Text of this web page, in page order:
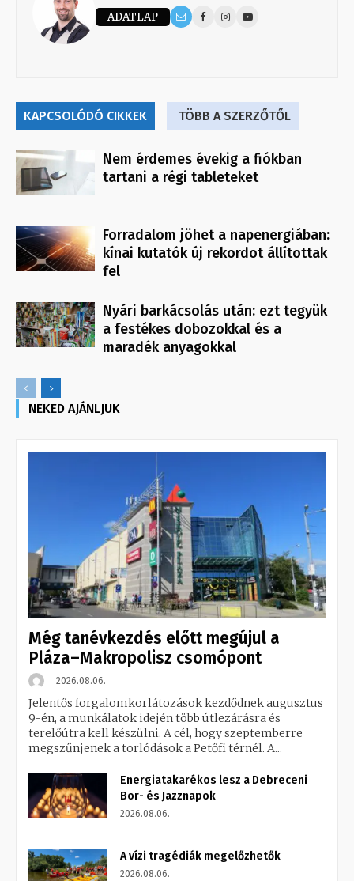
ADATLAP
KAPCSOLÓDÓ CIKKEK TÖBB A SZERZŐTŐL
Nem érdemes évekig a fiókban
tartani a régi tableteket
Forradalom jöhet a napenergiában:
kínai kutatók új rekordot állítottak
fel
Nyári barkácsolás után: ezt tegyük
a festékes dobozokkal és a
maradék anyagokkal
NEKED AJÁNLJUK
Még tanévkezdés előtt megújul a
Pláza–Makropolisz csomópont
2026.08.06.
Jelentős forgalomkorlátozások kezdődnek augusztus
9-én, a munkálatok idején több útlezárásra és
terelőútra kell készülni. A cél, hogy szeptemberre
megszűnjenek a torlódások a Petőfi térnél. A...
Energiatakarékos lesz a Debreceni
Bor- és Jazznapok
2026.08.06.
A vízi tragédiák megelőzhetők
2026.08.06.